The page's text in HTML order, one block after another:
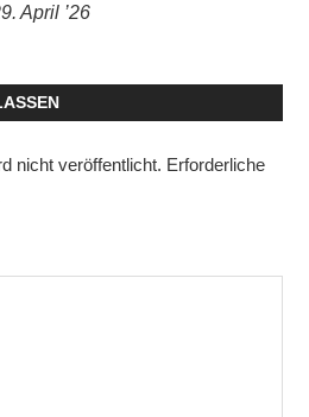
April ’26
nicht veröffentlicht. Erforderliche